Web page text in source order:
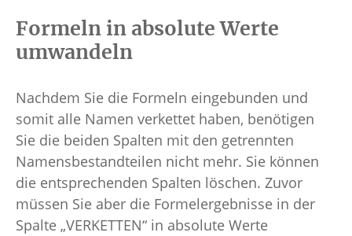
Formeln in absolute Werte
umwandeln
Nachdem Sie die Formeln eingebunden und
somit alle Namen verkettet haben, benötigen
Sie die beiden Spalten mit den getrennten
Namensbestandteilen nicht mehr. Sie können
die entsprechenden Spalten löschen. Zuvor
müssen Sie aber die Formelergebnisse in der
Spalte „VERKETTEN“ in absolute Werte